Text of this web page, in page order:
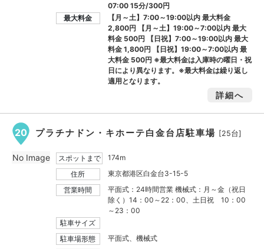
07:00 15分/300円
最大料金
【月～土】7:00～19:00以内 最大料金
2,800円
【月～土】19:00～7:00以内 最大
料金 500円
【日祝】7:00～19:00以内 最大
料金1,800円
【日祝】19:00～7:00以内 最
大料金 500円 ※最大料金は入庫時の曜日・祝
日により異なります。※最大料金は繰り返し
適用となります。
詳細へ
20 プラチナドン・キホーテ白金台店駐車場 [25台]
スポットまで
174m
住所
東京都港区白金台3-15-5
営業時間
平面式：24時間営業 機械式：月～金（祝日
除く）14：00～22：00、土日祝 10：00
～23：00
駐車サイズ
駐車場形態
平面式、機械式
No Image